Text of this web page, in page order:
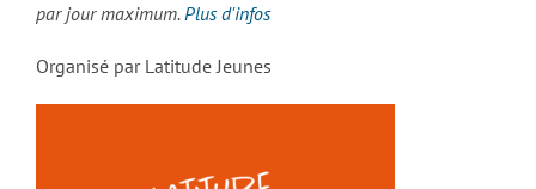
par jour maximum.Plus d'infos
Organisé par Latitude Jeunes